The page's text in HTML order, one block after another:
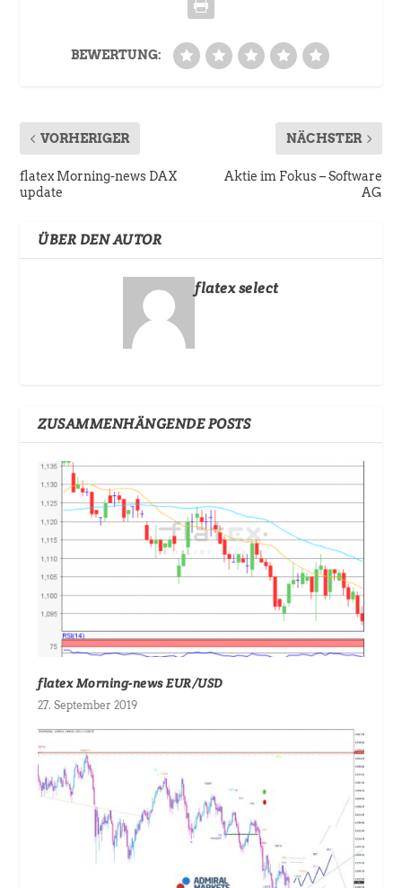
BEWERTUNG:
VORHERIGER
flatex Morning-news DAX
update
NÄCHSTER
Aktie im Fokus – Software
AG
ÜBER DEN AUTOR
flatex select
ZUSAMMENHÄNGENDE POSTS
flatex Morning-news EUR/USD
27. September 2019